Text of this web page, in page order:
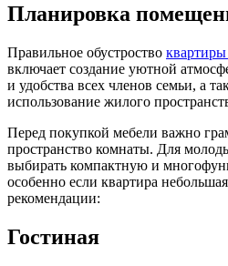
Планировка
Правильное обустроство
включает создание уютной
и удобства всех членов семьи, а
использование жилого
Перед покупкой мебели важно
пространство комнаты. Для
выбирать компактную и
особенно если квартира
рекомендации:
Гостиная